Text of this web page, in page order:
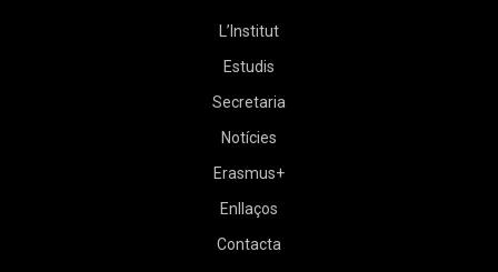
L’Institut
Estudis
Secretaria
Notícies
Erasmus+
Enllaços
Contacta